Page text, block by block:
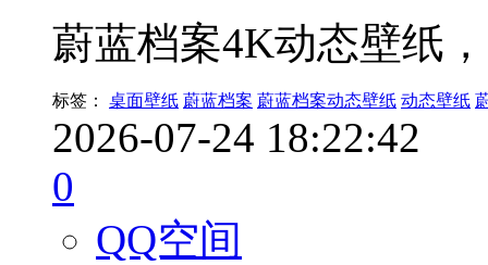
蔚蓝档案4K动态壁纸
标签： 桌面壁纸 蔚蓝档案 蔚蓝档案动态壁纸 动态壁纸
2026-07-24 18:22:42
0
QQ空间